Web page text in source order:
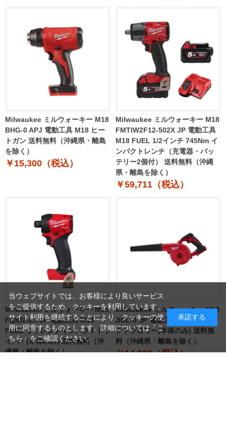
Milwaukee ミルウォーキー M18
BHG-0 APJ 電動工具 M18 ヒー
トガン 送料無料（沖縄県・離島
を除く）
￥15,300（税込）
Milwaukee ミルウォーキー M18
FMTIW2F12-502X JP 電動工具
M18 FUEL 1/2インチ 745Nm イ
ンパクトレンチ（充電器・バッ
テリー2個付） 送料無料（沖縄
県・離島を除く）
￥59,711（税込）
Milwaukee ミルウォーキー M18
FQID2-0X JP 電動工具 M18
FUEL サイレントインパクトドラ
イバー(本体のみ) 送料無料（沖
縄県・離島を除く）
Milwaukee ミルウォーキー M18
BBL-0 JP 電動工具 M18 コンパ
クトブロワー(本体のみ) 送料無
料（沖縄県・離島を除く）
￥14,080（税込）
当ウェブサイトでは、お客様により良いサービス
をご提供するため、クッキーを利用しています。
サイト利用を継続することにより、クッキーの使
用に同意するものとします。詳細については「こ
ちら」をご確認ください。
承諾する